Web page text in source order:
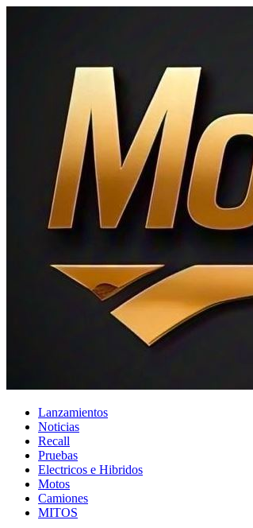
Lanzamientos
Noticias
Recall
Pruebas
Electricos e Hibridos
Motos
Camiones
MITOS